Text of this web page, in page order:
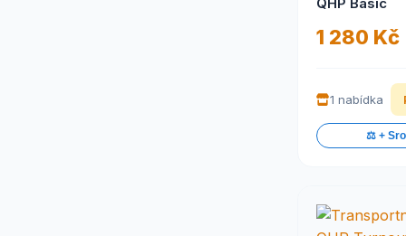
1 280 Kč
1 nabídka
⚖️ +